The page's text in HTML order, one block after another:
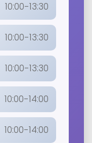
10:00-13:30
10:00-13:30
10:00-13:30
10:00-14:00
10:00-14:00